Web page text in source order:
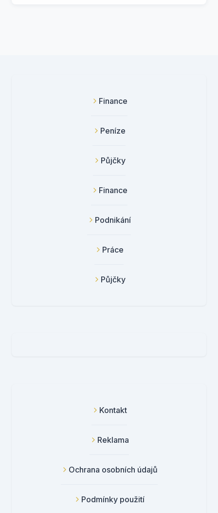
Finance
Peníze
Půjčky
Finance
Podnikání
Práce
Půjčky
Kontakt
Reklama
Ochrana osobních údajů
Podmínky použití